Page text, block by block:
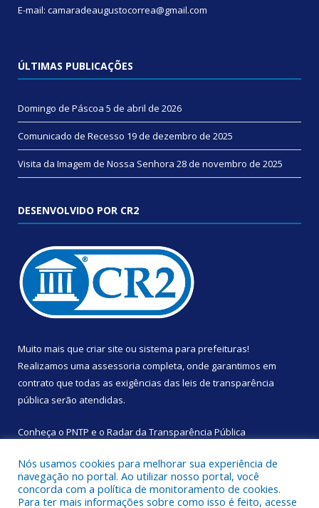
E-mail: camaradeaugustocorrea@gmail.com
ÚLTIMAS PUBLICAÇÕES
Domingo de Páscoa 5 de abril de 2026
Comunicado de Recesso 19 de dezembro de 2025
Visita da Imagem de Nossa Senhora 28 de novembro de 2025
DESENVOLVIDO POR CR2
Muito mais que criar site ou sistema para prefeituras!
Realizamos uma assessoria completa, onde garantimos em
contrato que todas as exigências das leis de transparência
pública serão atendidas.
Conheça o PNTP e o Radar da Transparência Pública
Nós usamos cookies para melhorar sua experiência de
navegação no portal. Ao utilizar nosso portal, você
concorda com a política de monitoramento de cookies.
Para ter mais informações sobre como isso é feito, acesse